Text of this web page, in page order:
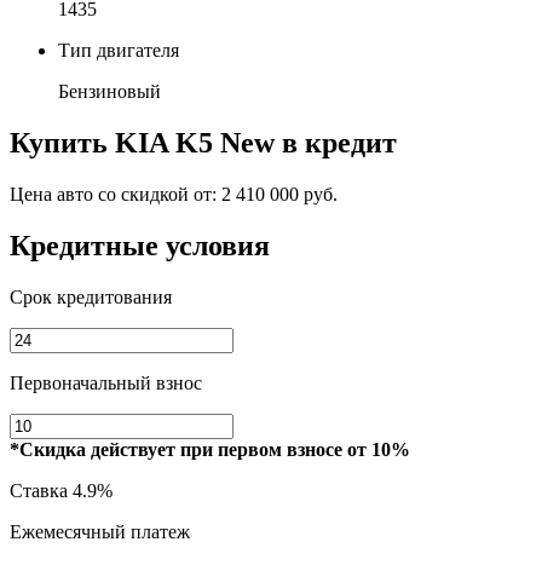
1435
Тип двигателя
Бензиновый
Купить KIA K5 Newв кредит
Цена авто со скидкой от: 2 410 000 руб.
Кредитные условия
Срок кредитования
Первоначальный взнос
*Скидка действует при первом взносе от 10%
Ставка 4.9%
Ежемесячный платеж